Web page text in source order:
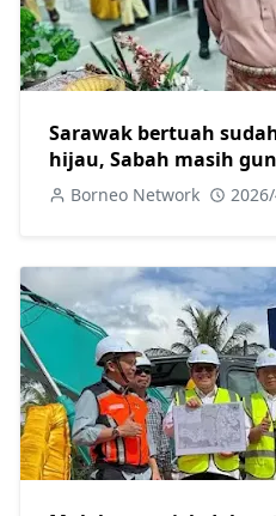
Sarawak bertuah
hijau, Sabah masih
elektrik
Borneo Network